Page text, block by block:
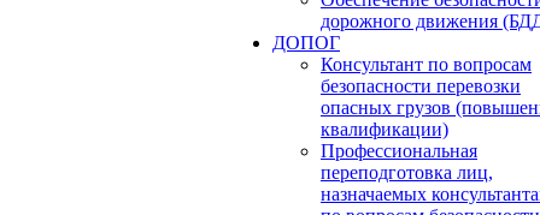
дорожного движения
ДОПОГ
Консультант по вопросам
безопасности перевозки
опасных грузов
квалификации)
Профессиональная
переподготовка лиц,
назначаемых